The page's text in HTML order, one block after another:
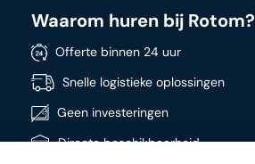
Waarom huren bij Rotom?
Offerte binnen 24 uur
Snelle logistieke oplossingen
Geen investeringen
Directe beschikbaarheid